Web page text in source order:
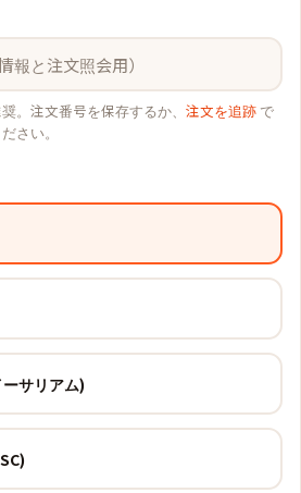
。注文番号を保存するか、 注文を追跡 で
さい。
サリアム)